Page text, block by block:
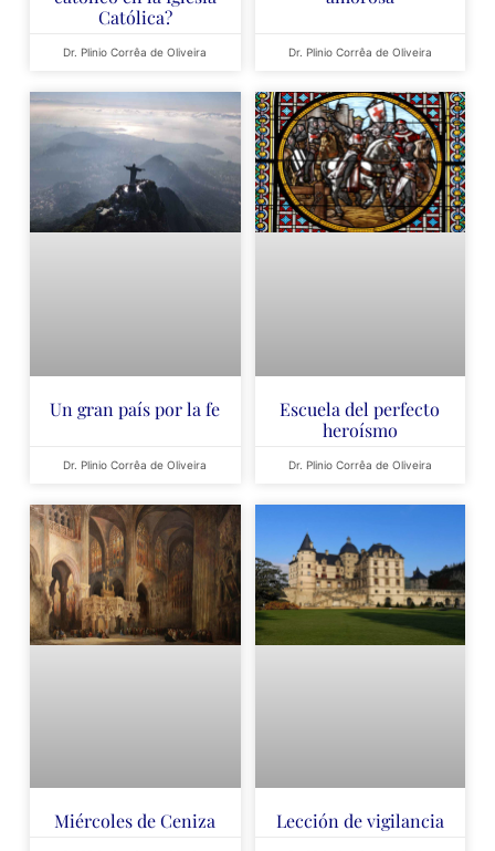
Católica?
Dr. Plinio Corrêa de Oliveira Dr. Plinio Corrêa de Oliveira
Un gran país por la fe
Dr. Plinio Corrêa de Oliveira
Escuela del perfecto
heroísmo
Dr. Plinio Corrêa de Oliveira
Miércoles de Ceniza Lección de vigilancia